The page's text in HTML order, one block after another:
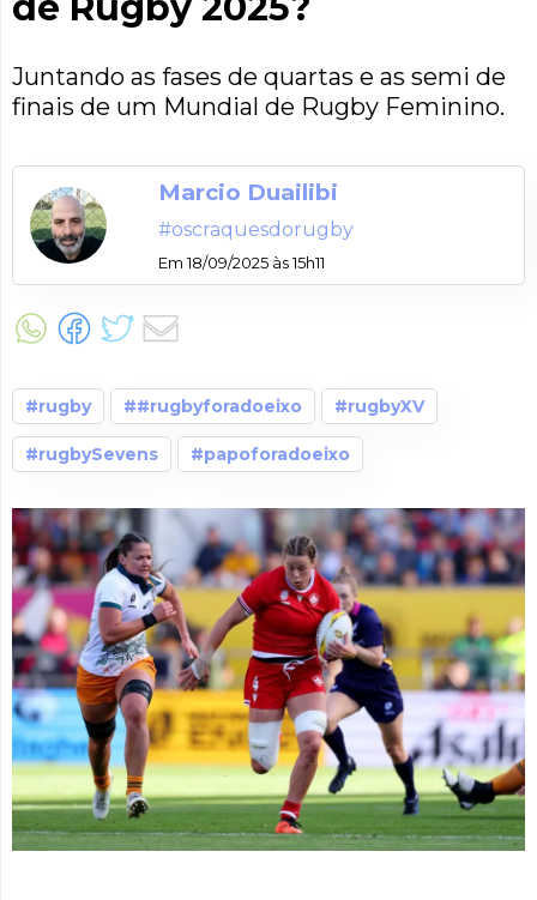
Juntando as fases de quartas e as semi de
finais de um Mundial de Rugby Feminino.
Marcio Duailibi
#oscraquesdorugby
Em 18/09/2025 às 15h11
#rugby ##rugbyforadoeixo #rugbyXV
#rugbySevens #papoforadoeixo